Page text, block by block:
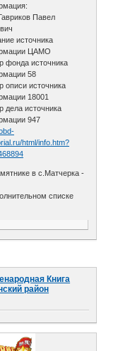
Павел
источника
ЦАМО
фонда источника
58
описи источника
18001
дела источника
947
html/info.htm?
в с.Матчерка -
списке
Книга
район